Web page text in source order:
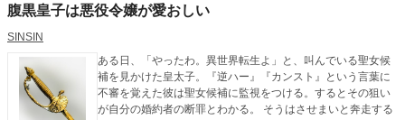
腹黒皇子は悪役令嬢が愛おしい
SINSIN
ある日、「やったわ。異世界転生よ」と、叫んでいる聖女候
補を見かけた皇太子。『逆ハー』『カンスト』という言葉に
不審を覚えた彼は聖女候補に監視をつける。するとその狙い
が自分の婚約者の断罪とわかる。 そうはさせまいと奔走する